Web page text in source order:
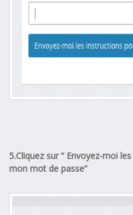
5.Cliquez sur “ Envoyez-moi
mon mot de passe”